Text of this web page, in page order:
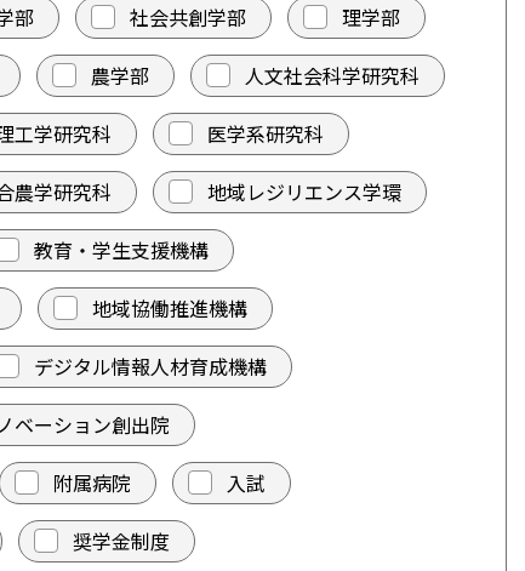
部 社会共創学部
理学部
農学部
人文社会科学研究科
工学研究科
医学系研究科
農学研究科
地域レジリエンス学環
教育・学生支援機構
地域協働推進機構
デジタル情報人材育成機構
ベーション創出院
附属病院
入試
奨学金制度